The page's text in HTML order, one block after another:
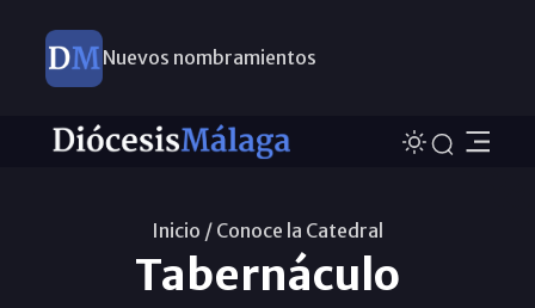
Nuevos nombramientos
Inicio / Conoce la Catedral
Tabernáculo